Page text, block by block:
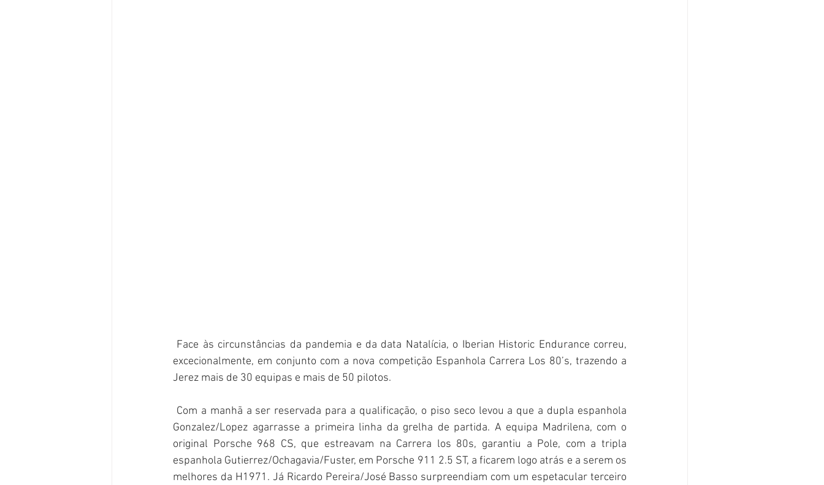
excecionalmente, em conjunto com a nova competição Espanhola Carrera Los 80’s, trazendo a
Jerez mais de 30 equipas e mais de 50 pilotos.
Gonzalez/Lopez agarrasse a primeira linha da grelha de partida. A equipa Madrilena, com o
original Porsche 968 CS, que estreavam na Carrera los 80s, garantiu a Pole, com a tripla
espanhola Gutierrez/Ochagavia/Fuster, em Porsche 911 2.5 ST, a ficarem logo atrás e a serem os
melhores da H1971. Já Ricardo Pereira/José Basso surpreendiam com um espetacular terceiro